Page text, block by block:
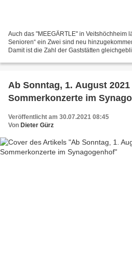
Auch das "MEEGÄRTLE" in Veitshöchheim
Senioren“ ein Zwei sind neu
Damit ist die Zahl der Gaststätten
Ab Sonntag, 1. August
Sommerkonzerte im
Veröffentlicht am 30.07.2021 08:45
Von Dieter Gürz